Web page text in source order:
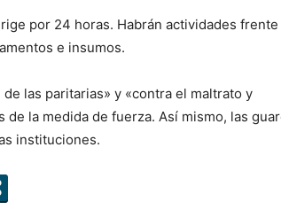
por 24 horas. Habrán actividades frente
e insumos.
las paritarias» y «contra el maltrato y
la medida de fuerza. Así mismo, las
instituciones.